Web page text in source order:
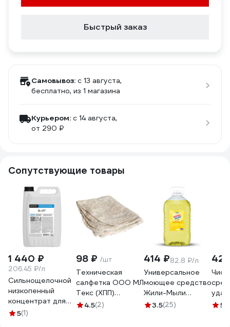
Быстрый заказ
Самовывоз: c 13 августа,
бесплатно, из 1 магазина
Курьером: c 14 августа,
от 290 ₽
Сопутствующие товары
1 440 ₽
206.45 ₽/л
Сильнощелочной
низкопенный
концентрат для
очистки алюминия
5(1)
98 ₽ /шт
Техническая
салфетка ООО МЛ
Текс (ХПП)
80x100 см, серая,
4.5(2)
414 ₽82.8 ₽/л
Универсальное
моющее средство
Жили-Мыли
"Локус" аромат
3.5(25) 5